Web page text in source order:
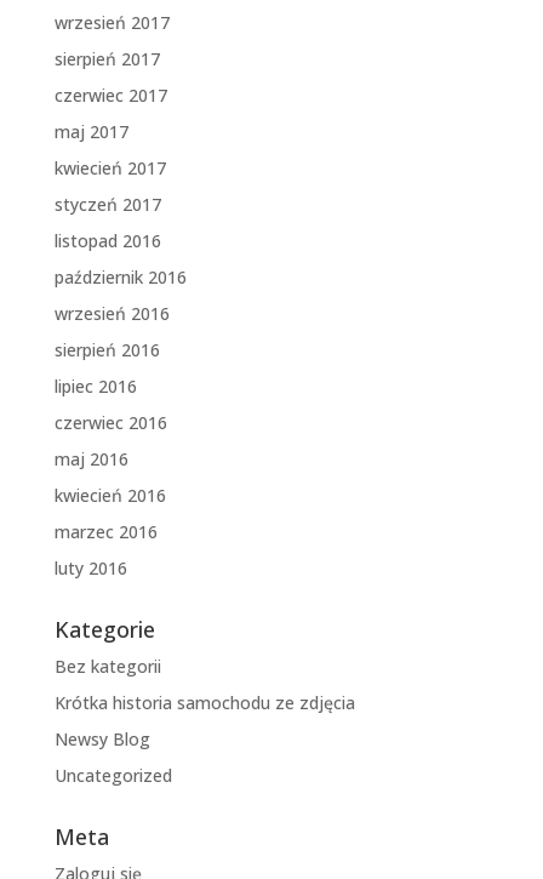
wrzesień 2017
sierpień 2017
czerwiec 2017
maj 2017
kwiecień 2017
styczeń 2017
listopad 2016
październik 2016
wrzesień 2016
sierpień 2016
lipiec 2016
czerwiec 2016
maj 2016
kwiecień 2016
marzec 2016
luty 2016
Kategorie
Bez kategorii
Krótka historia samochodu ze zdjęcia
Newsy Blog
Uncategorized
Meta
Zaloguj się